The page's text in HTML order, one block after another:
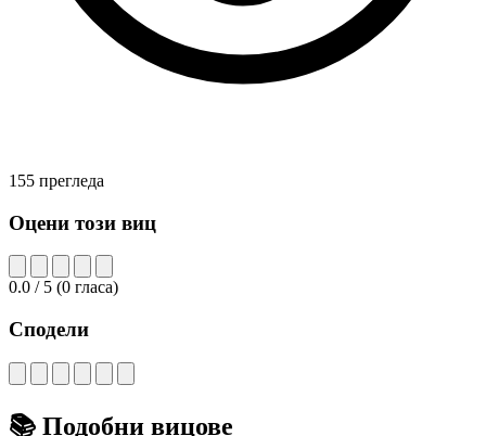
155 прегледа
Оцени този виц
0.0 / 5 (0 гласа)
Сподели
📚 Подобни вицове